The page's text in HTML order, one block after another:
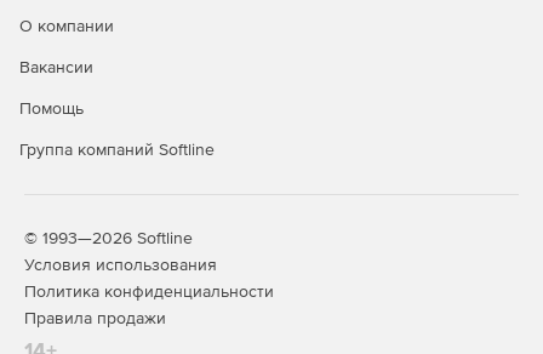
Кроме того, помимо базовых возможностей для продукта
(опции):
Fracture: механика разрушения.
Fatigue: расчет выносливости.
Pipe: расчет элементов трубопроводов.
О компании
Вакансии
Помощь
Группа компаний Softline
© 1993—2026 Softline
Условия использования
Политика конфиденциальности
Правила продажи